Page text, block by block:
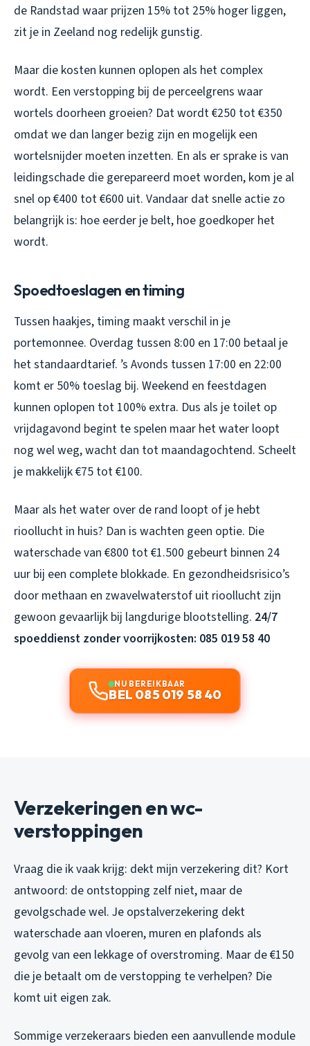
de Randstad waar prijzen 15% tot 25% hoger liggen,
zit je in Zeeland nog redelijk gunstig.
Maar die kosten kunnen oplopen als het complex
wordt. Een verstopping bij de perceelgrens waar
wortels doorheen groeien? Dat wordt €250 tot €350
omdat we dan langer bezig zijn en mogelijk een
wortelsnijder moeten inzetten. En als er sprake is van
leidingschade die gerepareerd moet worden, kom je al
snel op €400 tot €600 uit. Vandaar dat snelle actie zo
belangrijk is: hoe eerder je belt, hoe goedkoper het
wordt.
Spoedtoeslagen en timing
Tussen haakjes, timing maakt verschil in je
portemonnee. Overdag tussen 8:00 en 17:00 betaal je
het standaardtarief. ’s Avonds tussen 17:00 en 22:00
komt er 50% toeslag bij. Weekend en feestdagen
kunnen oplopen tot 100% extra. Dus als je toilet op
vrijdagavond begint te spelen maar het water loopt
nog wel weg, wacht dan tot maandagochtend. Scheelt
je makkelijk €75 tot €100.
Maar als het water over de rand loopt of je hebt
rioollucht in huis? Dan is wachten geen optie. Die
waterschade van €800 tot €1.500 gebeurt binnen 24
uur bij een complete blokkade. En gezondheidsrisico’s
door methaan en zwavelwaterstof uit rioollucht zijn
gewoon gevaarlijk bij langdurige blootstelling. 24/7
spoeddienst zonder voorrijkosten: 085 019 58 40
NU BEREIKBAAR
BEL 085 019 58 40
Verzekeringen en wc-
verstoppingen
Vraag die ik vaak krijg: dekt mijn verzekering dit? Kort
antwoord: de ontstopping zelf niet, maar de
gevolgschade wel. Je opstalverzekering dekt
waterschade aan vloeren, muren en plafonds als
gevolg van een lekkage of overstroming. Maar de €150
die je betaalt om de verstopping te verhelpen? Die
komt uit eigen zak.
Sommige verzekeraars bieden een aanvullende module